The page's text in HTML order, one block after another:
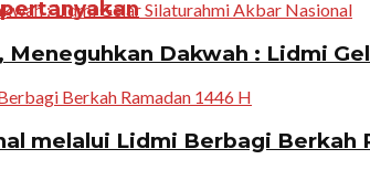
Dakwah : Lidmi
melalui Lidmi Berbagi Berkah